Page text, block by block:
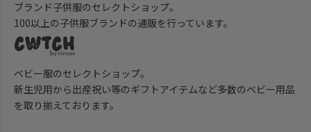
ブランド子供服のセレクトショップ。
100以上の子供服ブランドの通販を行っています。
ベビー服のセレクトショップ。
新生児用から出産祝い等のギフトアイテムなど多数のベビー用品
を取り揃えております。